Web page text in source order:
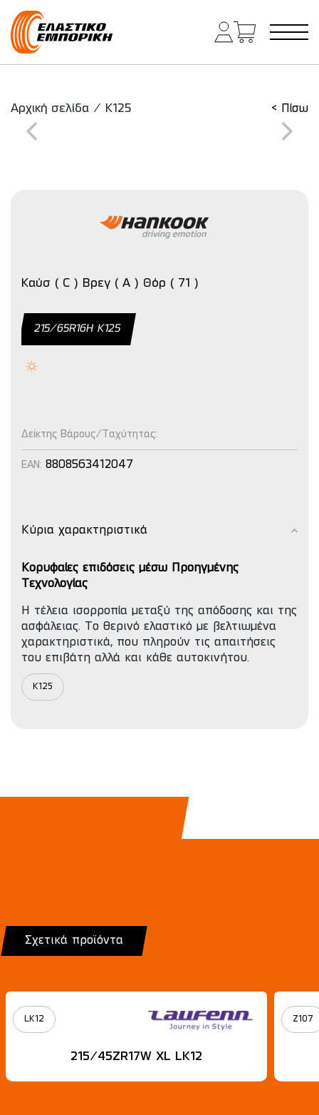
Κύρια πλοήγηση
Αρχική σελίδα / K125 < Πίσω
Καύσ ( C ) Βρεγ ( A ) Θόρ ( 71 )
215/65R16H Κ125
Δείκτης Βάρους/Ταχύτητας:
EAN: 8808563412047
Κύρια χαρακτηριστικά
Κορυφαίες επιδόσεις μέσω Προηγμένης
Τεχνολογίας
Η τέλεια ισορροπία μεταξύ της απόδοσης και της
ασφάλειας. To θερινό ελαστικό με βελτιωμένα
χαρακτηριστικά, που πληρούν τις απαιτήσεις
του επιβάτη αλλά και κάθε αυτοκινήτου.
K125
Σχετικά προϊόντα
LK12
215/45ZR17W XL LK12
Z107